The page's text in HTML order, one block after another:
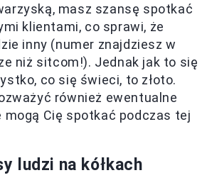
masz szansę spotkać
klientami, co sprawi, że
inny (numer znajdziesz w
niż sitcom!). Jednak jak to się
co się świeci, to złoto.
również ewentualne
mogą Cię spotkać podczas tej
ludzi na kółkach